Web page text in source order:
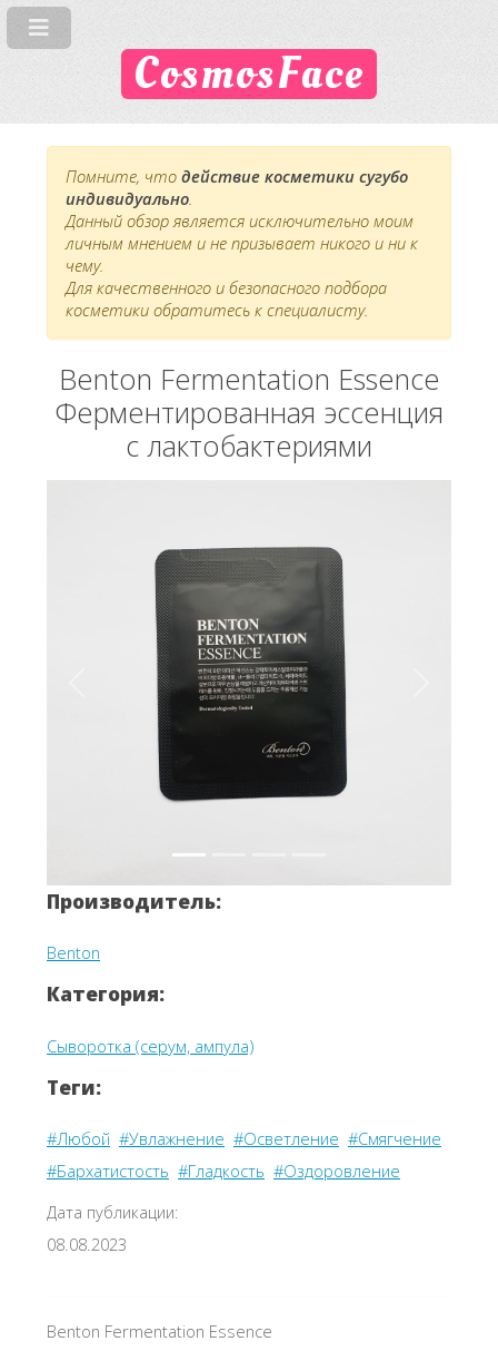
CosmosFace
Помните, что действие косметики сугубо
индивидуально.
Данный обзор является исключительно моим
личным мнением и не призывает никого и ни к
чему.
Для качественного и безопасного подбора
косметики обратитесь к специалисту.
Benton Fermentation Essence
Ферментированная эссенция
с лактобактериями
Производитель:
Benton
Категория:
Сыворотка (серум, ампула)
Теги:
#Любой #Увлажнение #Осветление #Смягчение
#Бархатистость #Гладкость #Оздоровление
Дата публикации:
08.08.2023
Benton Fermentation Essence